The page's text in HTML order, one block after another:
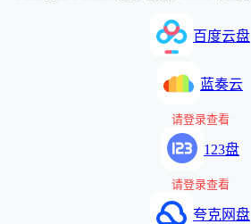
百度云盘
蓝奏云
请登录查看
123盘
请登录查看
夸克网盘